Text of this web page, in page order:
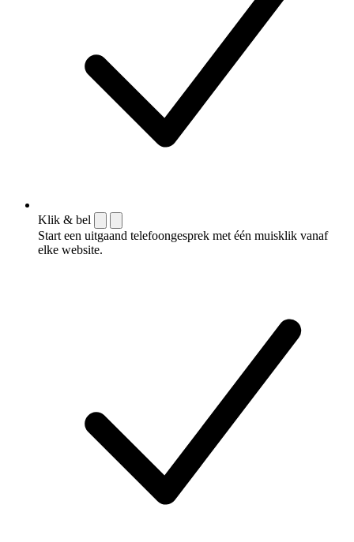
Klik & bel
Start een uitgaand telefoongesprek met één muisklik vanaf
elke website.